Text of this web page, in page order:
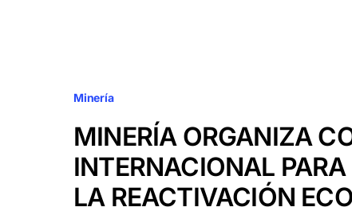
Minería
MINERÍA ORGANIZA
INTERNACIONAL
LA REACTIVACIÓN